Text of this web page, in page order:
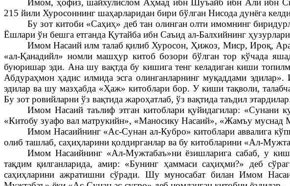
215 йили Хуросоннинг шаҳарларидан бири бўлган Нисода дунёга
Бу зот китоби «Саҳиҳ» деб тан олинган олти имомнинг
Ёшлари ўн бешга етганда Қутайба ибн Саъид ал-Балхийнинг
Имом Насаий илм талаб қилиб Хуросон, Ҳижоз, Миср, Ироқ,
«ал-Қанадийл» номли машҳур китоб бозори бўлган тор кўчада
буюришар эди. Ана шу вақтда бу кишига тенг келадиган киши
Абдураҳмон ҳадис илмида эсга олинганларнинг муқаддами
эдилар ва шу мазҳабда «Ҳаж» китоблари бор. У киши тақволи,
Бу зот ровийларни ўз вақтида жароҳатлаб, ўз вақтида таъдил
Имом Насаий таълиф этган китоблари қуйидагилар:
«Китобу зуафо вал матрукийн», «Маносику Насаий», «Жамъу
Имом Насаийнинг «Ас-Сунан ал-Кубро» китоблари аввалига
олиб ташлаб, саҳиҳларини қолдирганлар ва бу китобларини «Ал-
Имом Насаийнинг «Ал-Мужтабаъ»ни ёзишларига сабаб, у
тақдим қилганларида, амир: «Бунинг ҳаммаси саҳиҳми?» деб
саҳиҳларини ажратишни сўради. Шу муносабат билан Имом